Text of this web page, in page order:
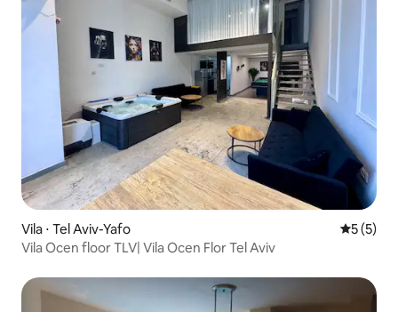
Vila ⋅ Tel Aviv-Yafo 5 de
5 (5)
Vila Ocen floor TLV| Vila Ocen Flor Tel Aviv